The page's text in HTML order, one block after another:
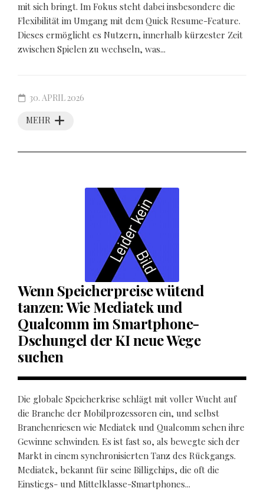
mit sich bringt. Im Fokus steht dabei insbesondere die
Flexibilität im Umgang mit dem Quick Resume-Feature.
Dieses ermöglicht es Nutzern, innerhalb kürzester Zeit
zwischen Spielen zu wechseln, was...
MEHR
30. APRIL 2026
Wenn Speicherpreise wütend
tanzen: Wie Mediatek und
Qualcomm im Smartphone-
Dschungel der KI neue Wege
suchen
Die globale Speicherkrise schlägt mit voller Wucht auf
die Branche der Mobilprozessoren ein, und selbst
Branchenriesen wie Mediatek und Qualcomm sehen ihre
Gewinne schwinden. Es ist fast so, als bewegte sich der
Markt in einem synchronisierten Tanz des Rückgangs.
Mediatek, bekannt für seine Billigchips, die oft die
Einstiegs- und Mittelklasse-Smartphones...